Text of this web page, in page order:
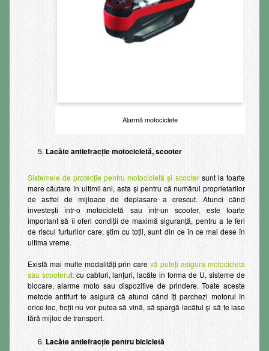
Alarmă motociclete
Lacăte antiefracție motocicletă, scooter
Sistemele de protecţie pentru motocicletă şi scootersunt la foarte
mare căutare în ultimii ani, asta şi pentru că numărul proprietarilor
de astfel de mijloace de deplasare a crescut. Atunci când
investeşti într-o motocicletă sau într-un scooter, este foarte
important să îi oferi condiţii de maximă siguranţă, pentru a te feri
de riscul furturilor care, ştim cu toţii, sunt din ce în ce mai dese în
ultima vreme.
Există mai multe modalităţi prin carevă puteţi asigura motocicleta
sau scooterul: cu cabluri, lanţuri, lacăte in forma de U, sisteme de
blocare, alarme moto sau dispozitive de prindere. Toate aceste
metode antifurt te asigură că atunci când îţi parchezi motorul în
orice loc, hoţii nu vor putea să vină, să spargă lacătul şi să te lase
fără mijloc de transport.
Lacăte antiefracție pentru bicicletă